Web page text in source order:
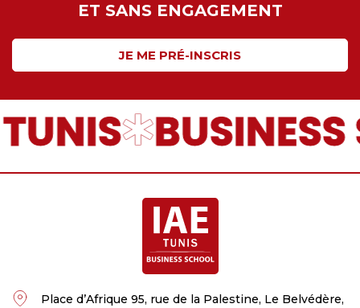
ET SANS ENGAGEMENT
JE ME PRÉ-INSCRIS
BUSINESS
Place d’Afrique 95, rue de la Palestine, Le Belvédère,